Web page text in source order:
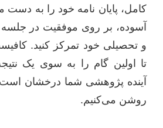
کامل، پایان نامه خود را به دست
آسوده، بر روی موفقیت در جلسه
و تحصیلی خود تمرکز کنید.
تا اولین گام را به سوی یک
آینده پژوهشی شما درخشان است
روشن می‌کنیم.